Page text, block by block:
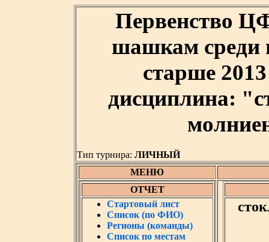
Первенство
шашкам среди
старше
дисциплина:
Тип турнира: ЛИЧНЫЙ
МЕНЮ
ОТЧЕТ
Стартовый лист
Список (по ФИО)
Регионы (команды)
Список по местам